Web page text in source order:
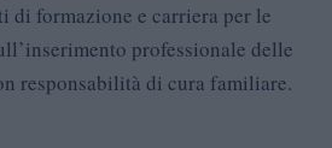
di formazione e carriera per le
professionale delle
responsabilità di cura familiare.